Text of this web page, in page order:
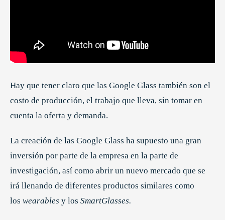
Hay que tener claro que las Google Glass también son el
costo de producción, el trabajo que lleva, sin tomar en
cuenta la oferta y demanda.
La creación de las Google Glass ha supuesto una gran
inversión por parte de la empresa en la parte de
investigación, así como abrir un nuevo mercado que se
irá llenando de diferentes productos similares como
los wearables y los SmartGlasses.